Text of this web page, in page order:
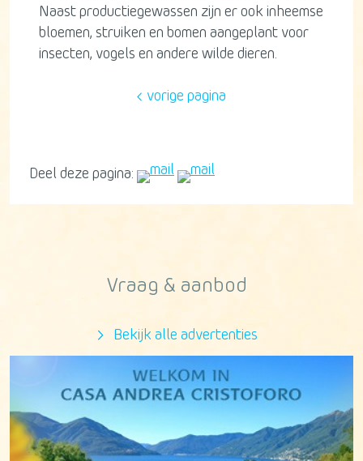
Naast productiegewassen zijn er ook inheemse
bloemen, struiken en bomen aangeplant voor
insecten, vogels en andere wilde dieren.
vorige pagina
Deel deze pagina:
Vraag & aanbod
Bekijk alle advertenties